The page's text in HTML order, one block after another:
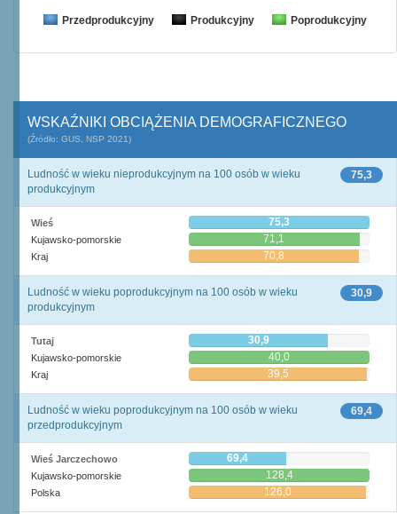
Przedprodukcyjny Produkcyjny Poprodukcyjny
WSKAŹNIKI OBCIĄŻENIA DEMOGRAFICZNEGO
(Źródło: GUS, NSP 2021)
75,3
Ludność w wieku nieprodukcyjnym na 100 osób w wieku
produkcyjnym
Wieś 75,3
Kujawsko-pomorskie 71,1
Kraj 70,8
30,9
Ludność w wieku poprodukcyjnym na 100 osób w wieku
produkcyjnym
Tutaj 30,9
Kujawsko-pomorskie 40,0
Kraj 39,5
69,4
Ludność w wieku poprodukcyjnym na 100 osób w wieku
przedprodukcyjnym
Wieś Jarczechowo 69,4
Kujawsko-pomorskie 128,4
Polska 126,0